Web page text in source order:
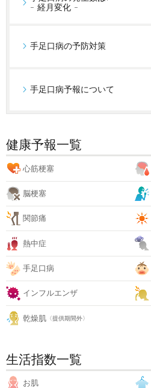
- 経月変化 -
手足口病の予防対策
手足口病予報について
健康予報一覧
心筋梗塞
脳梗塞
関節痛
熱中症
手足口病
インフルエンザ
乾燥肌 〈提供期間外〉
生活指数一覧
お肌